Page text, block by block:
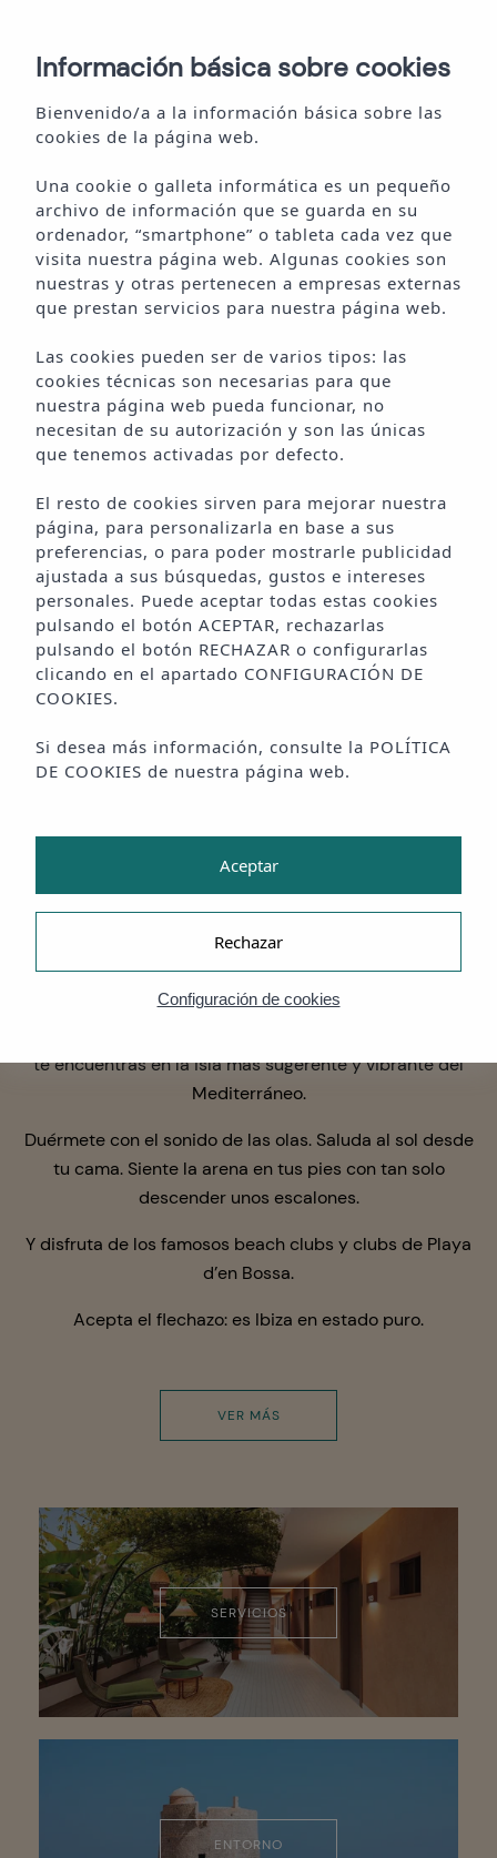
RESERVA ONLINE
BIEN VENID OS A AMA IBIZA
MODERNAS SUITES FRENTE AL
MAR
SOLO PARA ADULTOS EN PLAYA
· El verano está para enamorarse junto al mar,
Hay amaneceres que te dan los buenos días, y otros
En AMA Ibiza los encontrarás todos porque en nuestro
alojamiento boutique solo para adultos disfrutarás de
una fabulosa estanciajunto al mary con vistas al
te encuentras en la isla más sugerente y vibrante del
Mediterráneo.
Duérmete con el sonido de las olas. Saluda al sol desde
tu cama. Siente la arena en tus pies con tan solo
descender unos escalones.
Y disfruta de los famosos beach clubs y clubs de Playa
d’en Bossa.
Acepta el flechazo: es Ibiza en estado puro.
VER MÁS
SERVICIOS
ENTORNO
Información básica sobre cookies
Bienvenido/a a la información básica sobre las
cookies de la página web.
Una cookie o galleta informática es un pequeño
archivo de información que se guarda en su
ordenador, “smartphone” o tableta cada vez que
visita nuestra página web. Algunas cookies son
nuestras y otras pertenecen a empresas externas
que prestan servicios para nuestra página web.
Las cookies pueden ser de varios tipos: las
cookies técnicas son necesarias para que
nuestra página web pueda funcionar, no
necesitan de su autorización y son las únicas
que tenemos activadas por defecto.
El resto de cookies sirven para mejorar nuestra
página, para personalizarla en base a sus
preferencias, o para poder mostrarle publicidad
ajustada a sus búsquedas, gustos e intereses
personales. Puede aceptar todas estas cookies
pulsando el botón ACEPTAR, rechazarlas
pulsando el botón RECHAZAR o configurarlas
clicando en el apartado CONFIGURACIÓN DE
COOKIES.
Si desea más información, consulte la POLÍTICA
DE COOKIES de nuestra página web.
Configuración de cookies
Rechazar
Aceptar